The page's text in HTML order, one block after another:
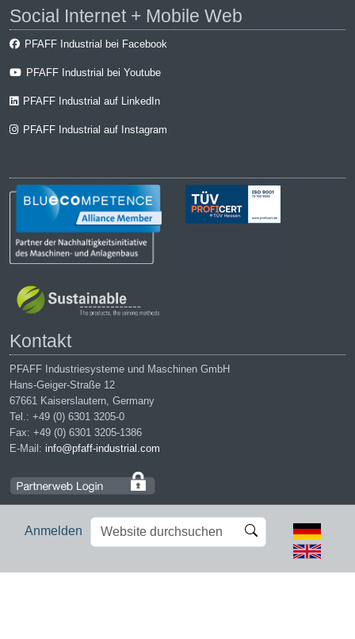
Anmelden
Website
durchsuchen
Erweiterte
Suche…
Social Internet + Mobile Web
PFAFF Industrial bei Facebook
PFAFF Industrial bei Youtube
PFAFF Industrial auf LinkedIn
PFAFF Industrial auf Instagram
Kontakt
PFAFF Industriesysteme und Maschinen GmbH
Hans-Geiger-Straße 12
67661 Kaiserslautern, Germany
Tel.: +49 (0) 6301 3205-0
Fax: +49 (0) 6301 3205-1386
E-Mail: info@pfaff-industrial.com